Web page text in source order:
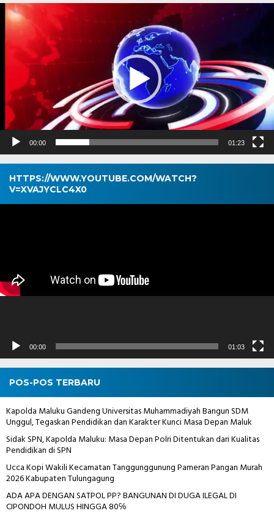
Pemutar
Video
00:00 01:23
HTTPS://WWW.YOUTUBE.COM/WATCH?
V=XVAJYCLC4X0
Pemutar
00:00 01:03
POS-POS TERBARU
Kapolda Maluku Gandeng Universitas Muhammadiyah Bangun SDM
Unggul, Tegaskan Pendidikan dan Karakter Kunci Masa Depan Maluk
Sidak SPN, Kapolda Maluku: Masa Depan Polri Ditentukan dari Kualitas
Pendidikan di SPN
Ucca Kopi Wakili Kecamatan Tanggunggunung Pameran Pangan Murah
2026 Kabupaten Tulungagung
ADA APA DENGAN SATPOL PP? BANGUNAN DI DUGA ILEGAL DI
CIPONDOH MULUS HINGGA 80℅